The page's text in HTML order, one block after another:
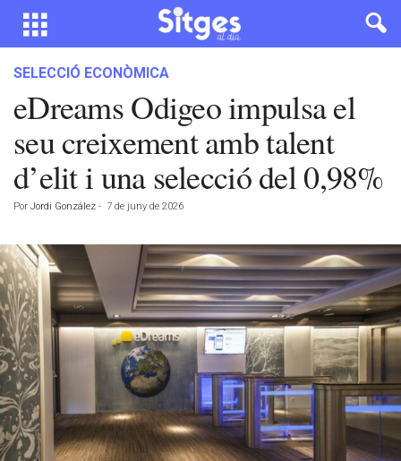
SELECCIÓ ECONÒMICA
eDreams Odigeo impulsa el
seu creixement amb talent
d’elit i una selecció del 0,98%
Por Jordi González - 7 de juny de 2026